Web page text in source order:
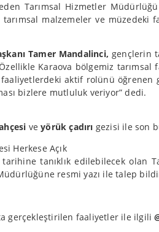
Tarımsal Hizmetler
tarımsal malzemeler ve
Tamer Mandalinci, gençlerin
Karaova bölgemiz
faaliyetlerdeki aktif rolünü
bizlere mutluluk veriyor” dedi.
veyörük çadırı gezisi ile son
Herkese Açık
tarihine tanıklık edilebilecek
resmi yazı ile talep
gerçekleştirilen faaliyetler ile ilgili